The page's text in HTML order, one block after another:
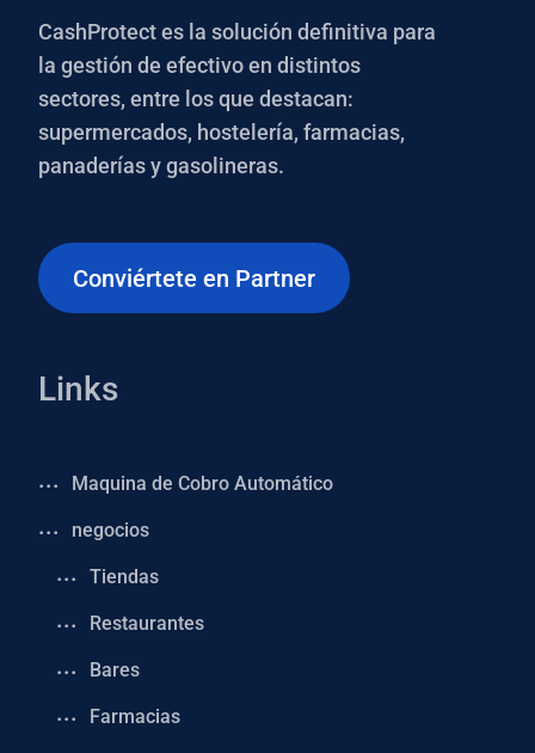
CashProtect es la solución definitiva para
la gestión de efectivo en distintos
sectores, entre los que destacan:
supermercados, hostelería, farmacias,
panaderías y gasolineras.
Conviértete en Partner
Links
Maquina de Cobro Automático
negocios
Tiendas
Restaurantes
Bares
Farmacias